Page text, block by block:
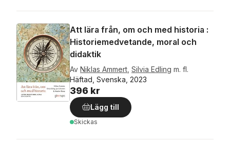
Att lära från, om och med historia :
Historiemedvetande, moral och
didaktik
Av Niklas Ammert Silvia Edling m. fl.
Häftad, Svenska, 2023
396 kr
Lägg till
Skickas